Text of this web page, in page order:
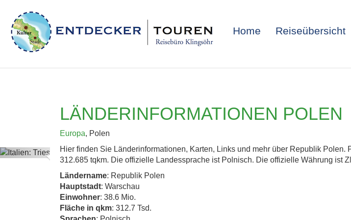
Home Reiseübersicht
Previous
LÄNDERINFORMATIONEN POLEN
Europa, Polen
Hier finden Sie Länderinformationen, Karten, Links und mehr über Republik
312.685 tqkm. Die offizielle Landessprache ist Polnisch. Die offizielle Währung ist
Ländername: Republik Polen
Hauptstadt: Warschau
Einwohner: 38.6 Mio.
Fläche in qkm: 312.7 Tsd.